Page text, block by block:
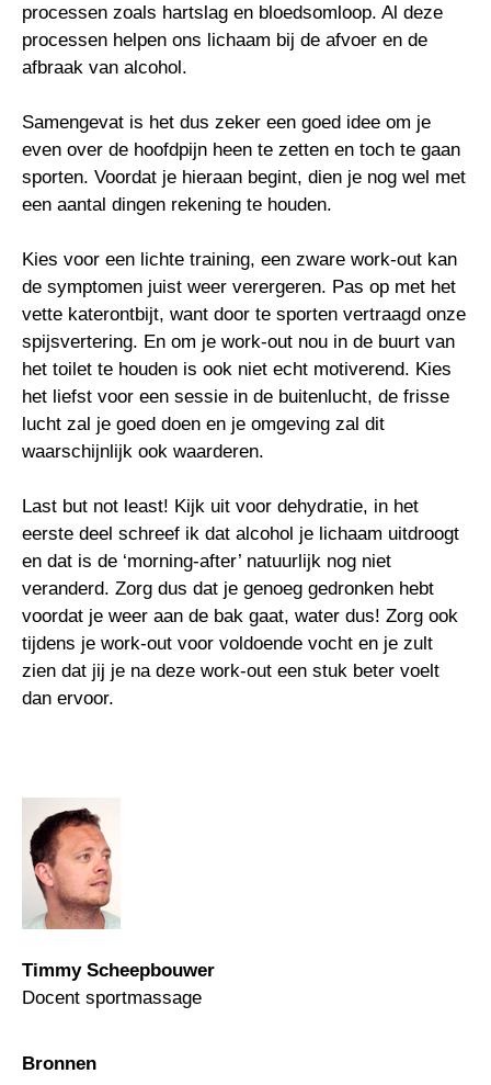
processen zoals hartslag en bloedsomloop. Al deze
processen helpen ons lichaam bij de afvoer en de
afbraak van alcohol.
Samengevat is het dus zeker een goed idee om je
even over de hoofdpijn heen te zetten en toch te gaan
sporten. Voordat je hieraan begint, dien je nog wel met
een aantal dingen rekening te houden.
Kies voor een lichte training, een zware work-out kan
de symptomen juist weer verergeren. Pas op met het
vette katerontbijt, want door te sporten vertraagd onze
spijsvertering. En om je work-out nou in de buurt van
het toilet te houden is ook niet echt motiverend. Kies
het liefst voor een sessie in de buitenlucht, de frisse
lucht zal je goed doen en je omgeving zal dit
waarschijnlijk ook waarderen.
Last but not least! Kijk uit voor dehydratie, in het
eerste deel schreef ik dat alcohol je lichaam uitdroogt
en dat is de ‘morning-after’ natuurlijk nog niet
veranderd. Zorg dus dat je genoeg gedronken hebt
voordat je weer aan de bak gaat, water dus! Zorg ook
tijdens je work-out voor voldoende vocht en je zult
zien dat jij je na deze work-out een stuk beter voelt
dan ervoor.
Timmy Scheepbouwer
Docent sportmassage
Bronnen